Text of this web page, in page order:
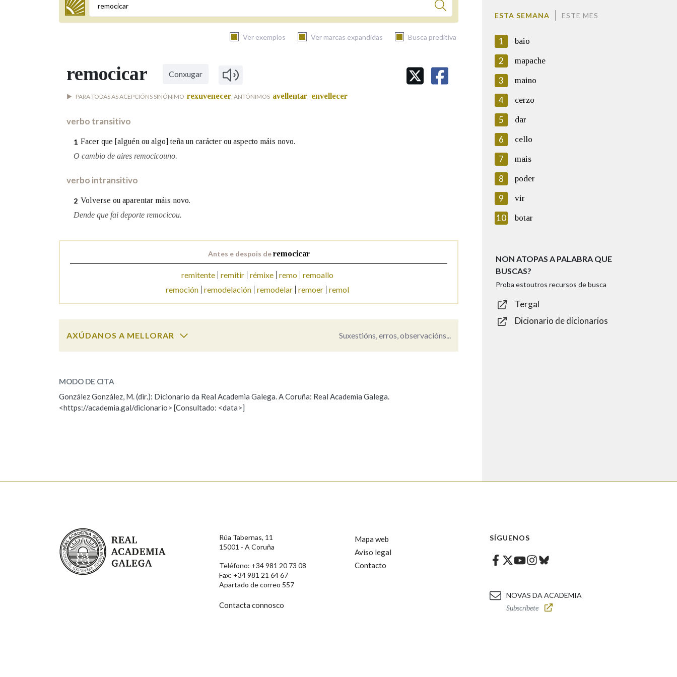
Termo a buscar
Ver exemplos Ver marcas expandidas Busca preditiva
BUSCAR NOS LEMAS
Comeza por
Remata por
Contén
Nas definicións
Nos exemplos
OUTRAS OPCIÓNS DE BUSCA
remocicar Conxugar
PARA TODAS AS ACEPCIÓNS SINÓNIMO rexuvenecer , ANTÓNIMOS avellentar envellecer
verbo transitivo
1 Facer que [alguén ou algo] teña un carácter ou aspecto máis novo.
O cambio de aires remocicouno.
verbo intransitivo
2 Volverse ou aparentar máis novo.
Dende que fai deporte remocicou.
Antes e despois deremocicar
remitente remitir rémixe remo remoallo
remoción remodelación remodelar remoer remol
AXÚDANOS A MELLORAR Suxestións, erros, observacións...
ESCOLLE UNHA OPCIÓN:
Observación Hai un erro na palabra Propoño mellorar a definición
Comentario
MODO DE CITA
González González, M. (dir.): Dicionario da Real Academia Galega. A Coruña: Real Academia Galega.
<https://academia.gal/dicionario> [Consultado: <data>]
ESTA SEMANA ESTE MES
1 baio
2 mapache
3 maino
4 cerzo
5 dar
6 cello
7 mais
8 poder
9 vir
10 botar
NON ATOPAS A PALABRA QUE
BUSCAS?
Proba estoutros recursos de busca
Tergal
Dicionario de dicionarios
Real Academia Galega
Rúa Tabernas, 11
15001 - A Coruña
Teléfono: +34 981 20 73 08
Fax: +34 981 21 64 67
Apartado de correo 557
Contacta connosco
Mapa web
Aviso legal
Contacto
SÍGUENOS
Facebook
Twitter
Youtube
Instagram
Bluesky
NOVAS DA ACADEMIA
Subscríbete